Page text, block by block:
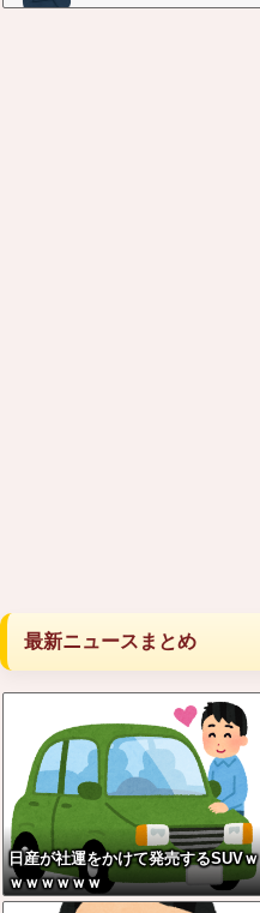
最新ニュースまとめ
日産が社運をかけて発売するSUVｗ
ｗｗｗｗｗｗ